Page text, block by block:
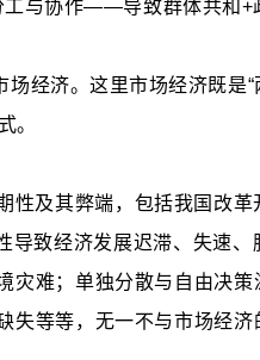
与协作——导致群体共和+
济。这里市场经济既是“
。
性及其弊端，包括我国改
导致经济发展迟滞、失速
灾难；单独分散与自由决
等等，无一不与市场经济